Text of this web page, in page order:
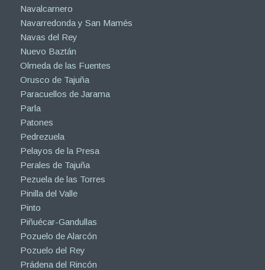
Navalcarnero
Navarredonda y San Mamés
Navas del Rey
Nuevo Baztán
Olmeda de las Fuentes
Orusco de Tajuña
Paracuellos de Jarama
Parla
Patones
Pedrezuela
Pelayos de la Presa
Perales de Tajuña
Pezuela de las Torres
Pinilla del Valle
Pinto
Piñuécar-Gandullas
Pozuelo de Alarcón
Pozuelo del Rey
Prádena del Rincón